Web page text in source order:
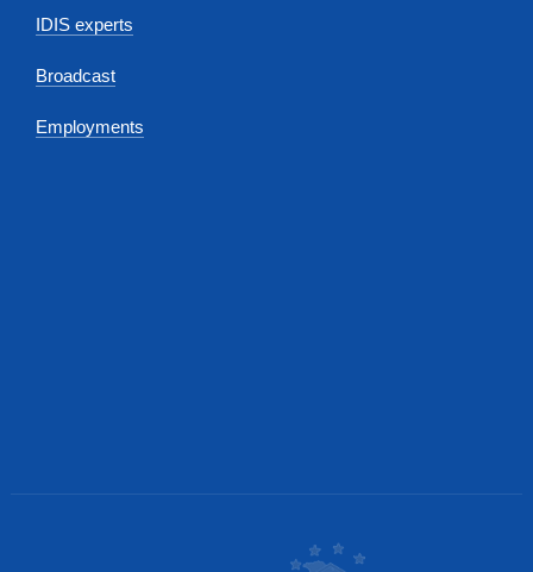
IDIS experts
Broadcast
Employments